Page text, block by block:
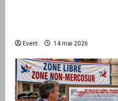
Event 14 mai 2026